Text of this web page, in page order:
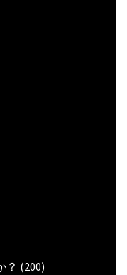
？ (200)